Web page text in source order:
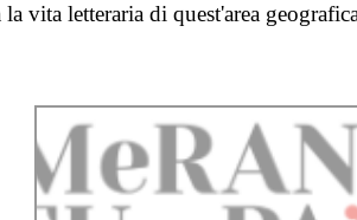
vita letteraria di quest'area